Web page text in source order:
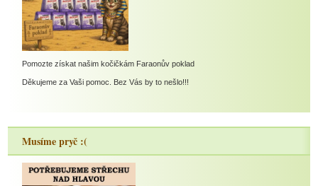
Pomozte získat našim kočičkám Faraonův poklad
Děkujeme za Vaši pomoc. Bez Vás by to nešlo!!!
Musíme pryč :(